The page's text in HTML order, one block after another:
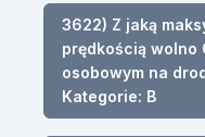
3622) Z jaką
prędkością wolno
osobowym na
Kategorie: B